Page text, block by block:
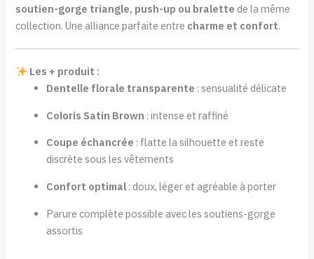
soutien-gorge triangle, push-up ou bralette de la même
collection. Une alliance parfaite entre charme et confort.
Les + produit :
Dentelle florale transparente : sensualité délicate
Coloris Satin Brown : intense et raffiné
Coupe échancrée : flatte la silhouette et reste
discrète sous les vêtements
Confort optimal : doux, léger et agréable à porter
Parure complète possible avec les soutiens-gorge
assortis